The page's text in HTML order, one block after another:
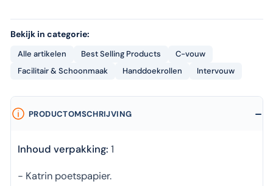
Bekijk in categorie:
Alle artikelen Best Selling Products
C-vouw
Facilitair & Schoonmaak
Handdoekrollen Intervouw
PRODUCTOMSCHRIJVING
Inhoud verpakking: 1
- Katrin poetspapier.